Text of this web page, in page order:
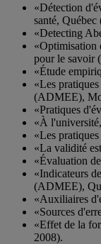
«Détection
santé, Québec
«Detecting
«Optimisation
pour le savoir
«Étude
«Les
(ADMEE),
«Pratiques
«À
«Les
«La validité
«Évaluation
«Indicateurs
(ADMEE),
«Auxiliaires
«Sources
«Effet de la
2008).